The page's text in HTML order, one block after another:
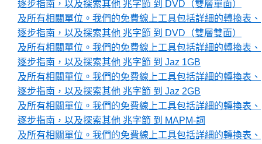
逐步指南，以及探索其他 兆字節 到 DVD（雙層單面）
及所有相關單位。我們的免費線上工具包括詳細的轉換表、
逐步指南，以及探索其他 兆字節 到 DVD（雙層雙面）
及所有相關單位。我們的免費線上工具包括詳細的轉換表、
逐步指南，以及探索其他 兆字節 到 Jaz 1GB
及所有相關單位。我們的免費線上工具包括詳細的轉換表、
逐步指南，以及探索其他 兆字節 到 Jaz 2GB
及所有相關單位。我們的免費線上工具包括詳細的轉換表、
逐步指南，以及探索其他 兆字節 到 MAPM-詞
及所有相關單位。我們的免費線上工具包括詳細的轉換表、